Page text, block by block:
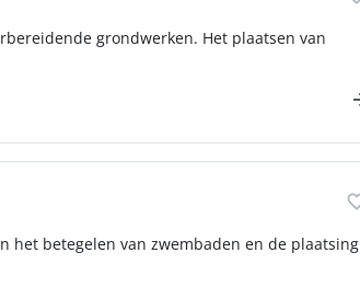
grondwerken. Het plaatsen van
het betegelen van zwembaden en de plaatsing